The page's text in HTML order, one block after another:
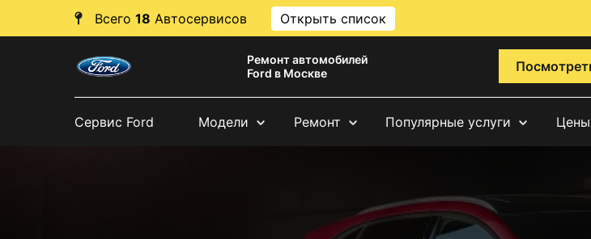
Всего 18 Автосервисов Открыть список
Ремонт автомобилей
Ford в Москве
Сервис Ford Модели Ремонт Популярные услуги Цены